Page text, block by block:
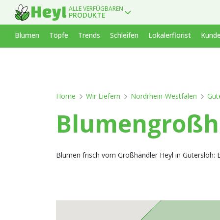
ALLE VERFÜGBAREN
PRODUKTE
Blumen Töpfe Trends Schleifen Lokalerflorist
Home Wir Liefern Nordrhein-Westfalen
Blumen frisch vom Großhändler Heyl in Gütersloh: